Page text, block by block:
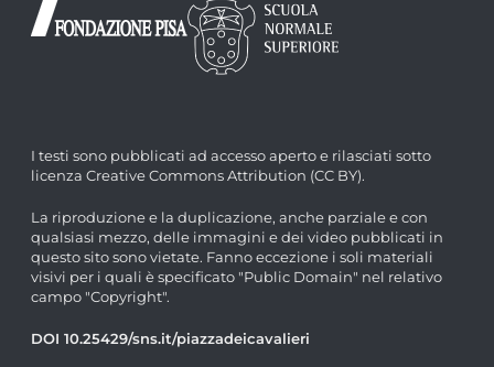
I testi sono pubblicati ad accesso aperto e rilasciati sotto
licenza Creative Commons Attribution (CC BY).
La riproduzione e la duplicazione, anche parziale e con
qualsiasi mezzo, delle immagini e dei video pubblicati in
questo sito sono vietate. Fanno eccezione i soli materiali
visivi per i quali è specificato "Public Domain" nel relativo
campo "Copyright".
DOI 10.25429/sns.it/piazzadeicavalieri